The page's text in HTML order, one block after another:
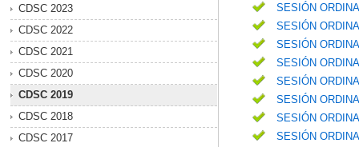
CDSC 2023
CDSC 2022
CDSC 2021
CDSC 2020
CDSC 2019
CDSC 2018
CDSC 2017
SESIÓN
SESIÓN
SESIÓN
SESIÓN
SESIÓN
SESIÓN
SESIÓN
SESIÓN